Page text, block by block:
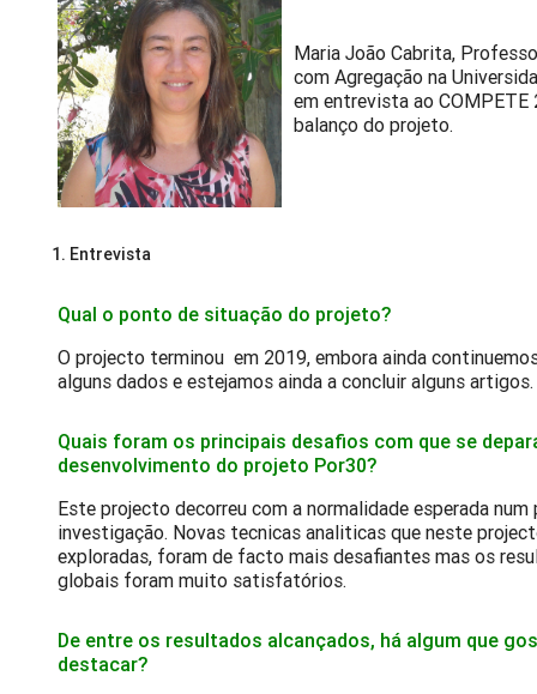
Maria João Cabrita,
com Agregação na
em entrevista ao
balanço do projeto.
1. Entrevista
Qual o ponto de situação do projeto?
O projecto terminou em 2019, embora ainda
alguns dados e estejamos ainda a concluir alguns artigos.
Quais foram os principais desafios com que se
desenvolvimento do projeto Por30?
Este projecto decorreu com a normalidade esperada
investigação. Novas tecnicas analiticas que neste
exploradas, foram de facto mais desafiantes mas os
globais foram muito satisfatórios.
De entre os resultados alcançados, há algum que
destacar?